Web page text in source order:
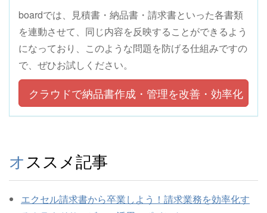
boardでは、見積書・納品書・請求書といった各書類
を連動させて、同じ内容を反映することができるよう
になっており、このような問題を防げる仕組みですの
で、ぜひお試しください。
クラウドで納品書作成・管理を改善・効率化
オススメ記事
エクセル請求書から卒業しよう！請求業務を効率化す